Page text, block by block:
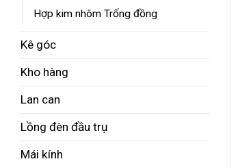
Hợp kim nhôm Trống đồng
Kê góc
Kho hàng
Lan can
Lồng đèn đầu trụ
Mái kính